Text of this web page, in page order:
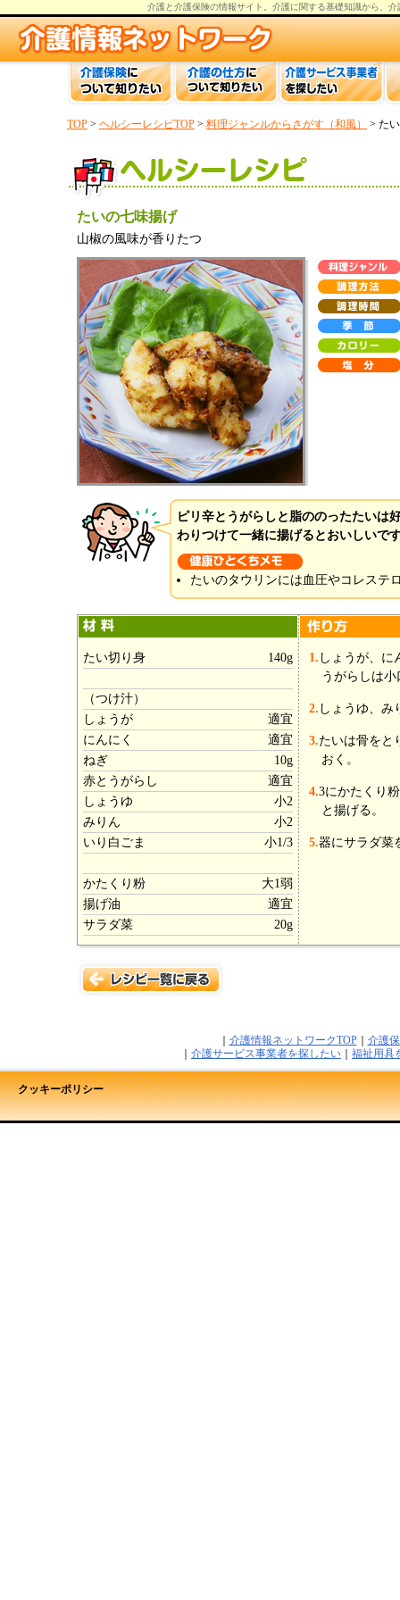
介護と介護保険の情報サイト。 介護に関する基礎知識から、 介
TOP > ヘルシーレシピTOP > 料理ジャンルからさがす（和風） > た
たいの七味揚げ
山椒の風味が香りたつ
ピリ辛とうがらしと脂ののったたいは
わりつけて一緒に揚げるとおいしいで
たいのタウリンには血圧やコレステ
たい切り身 140g
（つけ汁）
しょうが
適宜
にんにく
適宜
ねぎ
10g
赤とうがらし
適宜
しょうゆ
小2
みりん
小2
いり白ごま
小1/3
かたくり粉
大1弱
揚げ油
適宜
サラダ菜
20g
1. しょうが、に
うがらしは
2. しょうゆ、み
3.たいは骨をと
おく。
4.3にかたくり
と揚げる。
5.器にサラダ菜
介護情報ネットワークTOP｜ 介護
介護サービス事業者を探したい 福祉用具
クッキーポリシー